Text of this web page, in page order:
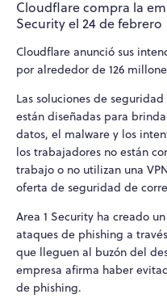
Cloudflare compra la
Security el 24 de febrero
Cloudflare anunció sus
por alrededor de 126
Las soluciones de
están diseñadas para
datos, el malware y los
los trabajadores no están
trabajo o no utilizan una
oferta de seguridad de
Area 1 Security ha creado
ataques de phishing a
que lleguen al buzón del
empresa afirma haber
de phishing.